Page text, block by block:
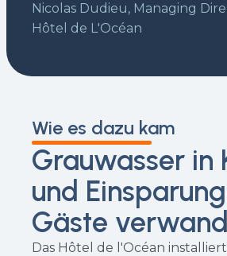
Nicolas Dudieu, Managing
Hôtel de L'Océan
Wie es dazu kam
Grauwasser in
und
Gäste
Das Hôtel de l'Océan